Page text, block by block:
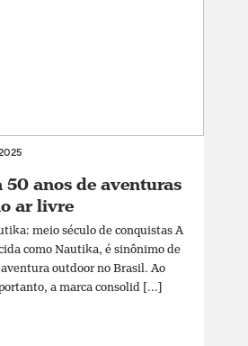
50 anos de aventuras
ar livre
meio século de conquistas A
como Nautika, é sinônimo de
outdoor no Brasil. Ao
a marca consolid [...]